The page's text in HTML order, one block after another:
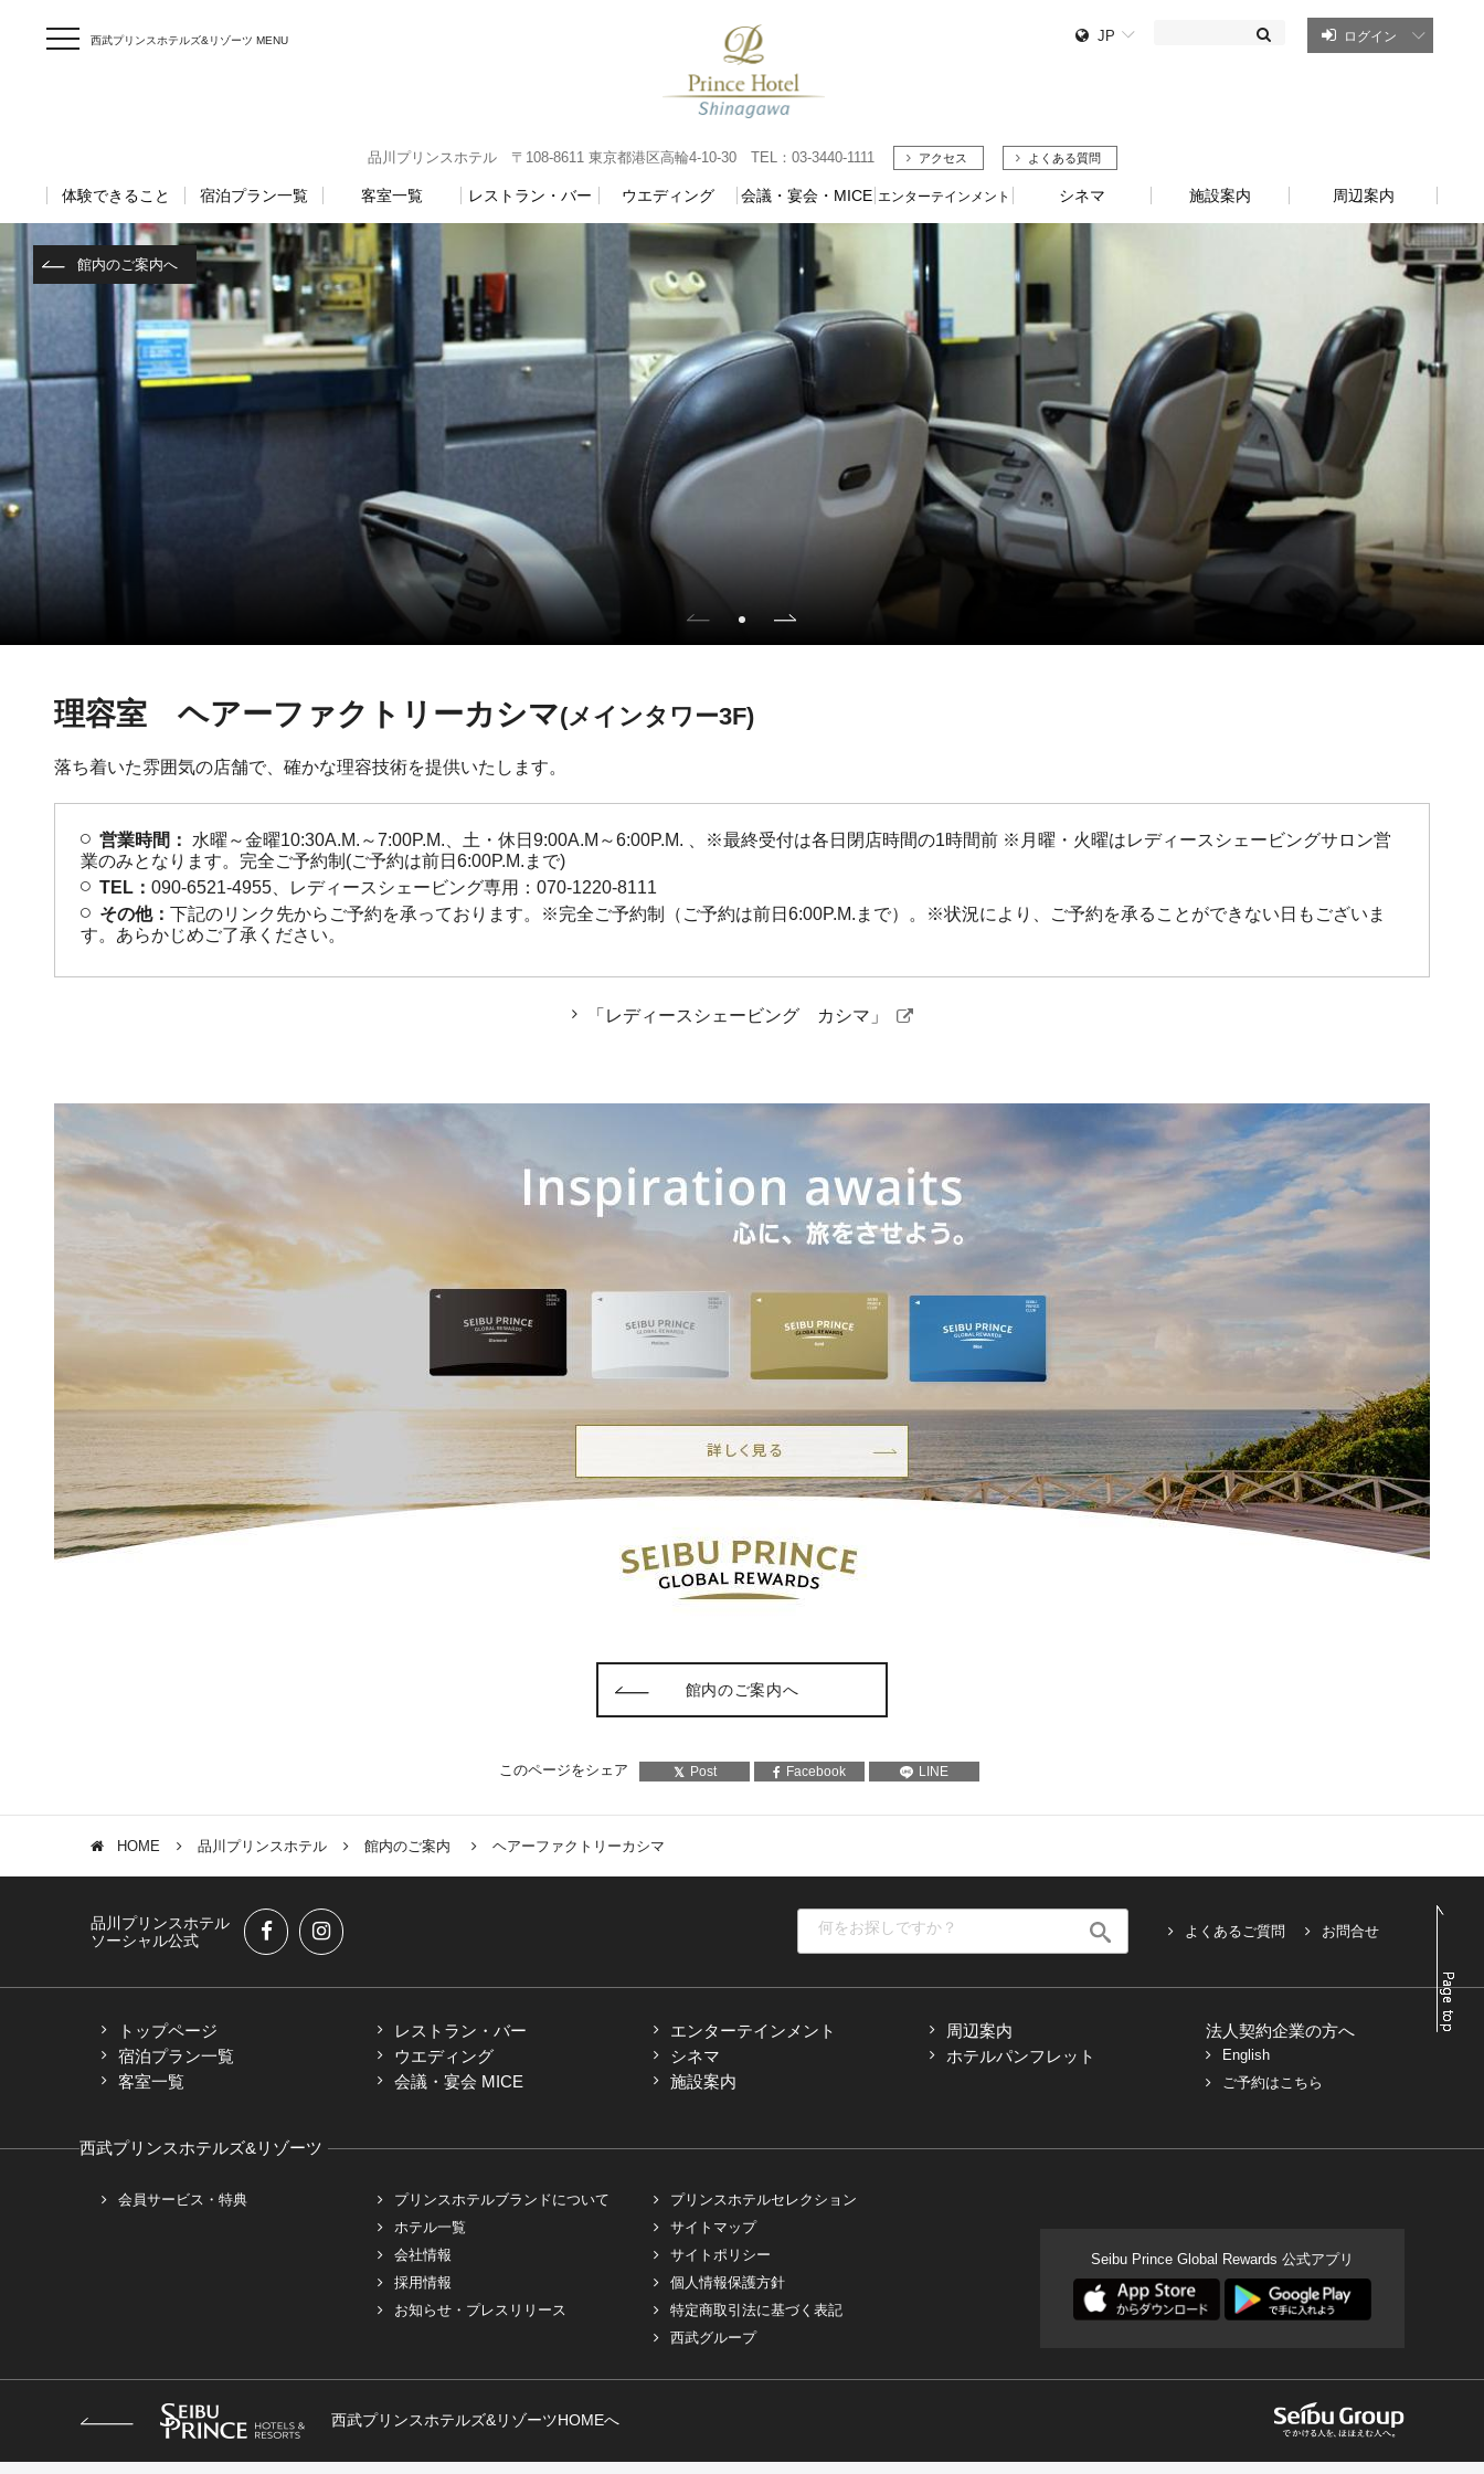
西武プリンスホテルズ&リゾーツ MENU JP ログイン
品川プリンスホテル 〒108-8611 東京都港区高輪4-10-30 TEL：03-3440-1111 アクセス よくある質問
体験できること 宿泊プラン一覧 客室一覧 レストラン・バー ウエディング 会議・宴会・MICE エンターテインメント シネマ 施設案内 周辺案内
館内のご案内へ
理容室 ヘアーファクトリーカシマ(メインタワー3F)
落ち着いた雰囲気の店舗で、確かな理容技術を提供いたします。
営業時間：
水曜～金曜10:30A.M.～7:00P.M.、土・休日9:00A.M～6:00P.M. 、※最終受付は各日閉店時間の1時間前 ※月曜・火曜はレディースシェービングサロン営
業のみとなります。完全ご予約制(ご予約は前日6:00P.M.まで)
TEL： 090-6521-4955、レディースシェービング専用：070-1220-8111
その他： 下記のリンク先からご予約を承っております。※完全ご予約制（ご予約は前日6:00P.M.まで）。※状況により、ご予約を承ることができない日もございま
す。あらかじめご了承ください。
「レディースシェービング カシマ」
館内のご案内へ
このページをシェア Post Facebook LINE
HOME 品川プリンスホテル 館内のご案内 ヘアーファクトリーカシマ
品川プリンスホテル
ソーシャル公式
よくあるご質問 お問合せ
トップページ
宿泊プラン一覧
客室一覧
レストラン・バー
ウエディング
会議・宴会 MICE
エンターテインメント
シネマ
施設案内
周辺案内
ホテルパンフレット
法人契約企業の方へ
English
ご予約はこちら
西武プリンスホテルズ&リゾーツ
会員サービス・特典
プリンスホテルブランドについて
ホテル一覧
会社情報
採用情報
お知らせ・プレスリリース
プリンスホテルセレクション
サイトマップ
サイトポリシー
個人情報保護方針
特定商取引法に基づく表記
西武グループ
Seibu Prince Global Rewards 公式アプリ
西武プリンスホテルズ&リゾーツHOMEへ